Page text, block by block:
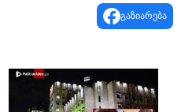
გაზიარება